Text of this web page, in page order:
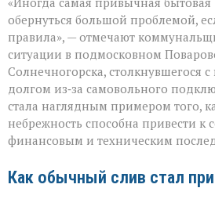
обернуться большой проблемой,
правила», — отмечают
ситуации в подмосковном
Солнечногорска, столкнувшегося
долгом из‑за самовольного
стала наглядным примером того,
небрежность способна привести к
финансовым и техническим
Как обычный слив стал